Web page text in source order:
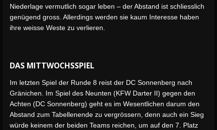
Niederlage vermutlich sogar leben – der Abstand ist schliesslich
genügend gross. Allerdings werden sie kaum Interesse haben
ihre weisse Weste zu verlieren.
DAS MITTWOCHSSPIEL
Im letzten Spiel der Runde 8 reist der DC Sonnenberg nach
Gränichen. Im Spiel des Neunten (KFW Darter II) gegen den
Achten (DC Sonnenberg) geht es im Wesentlichen darum den
Abstand zum Tabellenende zu vergrössern, denn auch ein Sieg
würde keinem der beiden Teams reichen, um auf den 7. Platz